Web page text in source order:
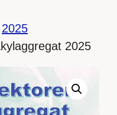
2025
2025